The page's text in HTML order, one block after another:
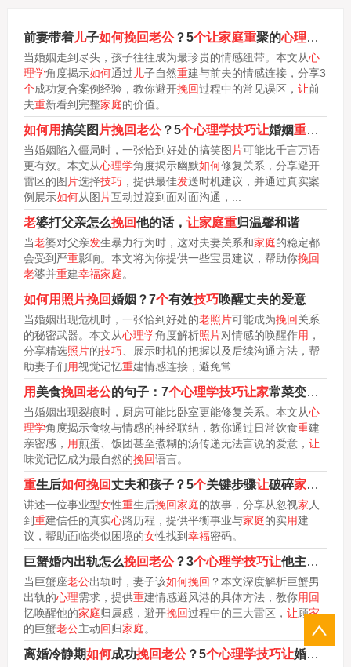
前妻带着儿子如何挽回老公？5个让家庭重聚的心理学
当婚姻走到尽头，孩子往往成为最珍贵的情感纽带。本文从心
理学角度揭示如何通过 儿子自然重建与前夫的情感连接，分享3
个成功复合案例经验，教你避开挽回过程中的常见误区， 让前
夫重新看到完整家庭的价值。
如何用搞笑图 片挽回老公？5个心理学技巧让婚姻重燃欢笑
当婚姻陷入僵局时，一张恰到好处的搞笑图 片可能比千言万语
更有效。本文从心理学角度揭示幽默如何修复关系，分享避开
雷区的图 片选择技巧，提供最佳发送时机建议，并通过真实案
例展示如何从图 片互动过渡到面对面沟通，...
老婆打父亲怎么挽回他的话， 让家庭重归温馨和谐
当老婆对父亲发生暴力行为时，这对夫妻关系和家庭的稳定都
会受到严重影响。本文将为你提供一些宝贵建议，帮助你挽回
老婆并重建幸福家庭。
如何用照片挽回婚姻？7个有效技巧唤醒丈夫的爱意
当婚姻出现危机时，一张恰到好处的老照片可能成为挽回关系
的秘密武器。本文从心理学角度解析照片对情感的唤醒作用 ，
分享精选照片的技巧、展示时机的把握以及后续沟通方法，帮
助妻子们用视觉记忆重建情感连接，避免常...
用 美食挽回老公的句子：7个心理学技巧让家常菜变情感修复剂
当婚姻出现裂痕时，厨房可能比卧室更能修复关系。本文从心
理学角度揭示食物与情感的神经联结，教你通过日常饮食重建
亲密感， 用煎蛋、饭团甚至煮糊的汤传递无法言说的爱意， 让
味觉记忆成为最自然的挽回语言。
重生后如何挽回丈夫和孩子？5个关键步骤让破碎家庭重获幸福
讲述一位事业型女性重生后挽回家庭的故事，分享从忽视家 人
到 重建信任的真实心路历程，提供平衡事业与家庭的实用建
议，帮助面临类似困境的女性找到 幸福密码。
巨蟹婚内出轨怎么挽回老公？3个心理学技巧让他主动
当巨蟹座老公出轨时，妻子该如何挽回 ？本文深度解析巨蟹男
出轨的心理需求，提供重建情感避风港的具体方法，教你用回
忆唤醒他的家庭归属感，避开挽回过程中的三大雷区， 让顾家
的巨蟹老公主动回归家庭。
离婚冷静期如何成功挽回老公？5个心理学技巧让婚姻